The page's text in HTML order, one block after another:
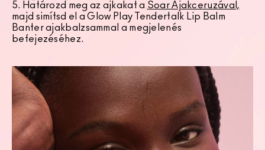
5. Határozd meg az ajkakat a Soar Ajakceruzával,
majd simítsd el a Glow Play Tendertalk Lip Balm
Banter ajakbalzsammal a megjelenés
befejezéséhez.